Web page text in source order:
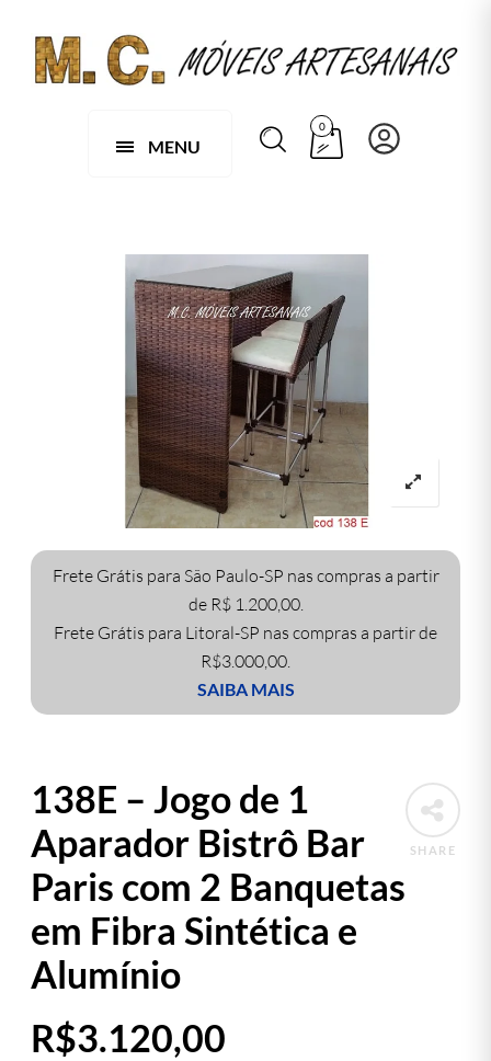
MENU
0
Frete Grátis para São Paulo-SP nas compras a partir
de R$ 1.200,00.
Frete Grátis para Litoral-SP nas compras a partir de
R$3.000,00.
SAIBA MAIS
SHARE
138E – Jogo de 1
Aparador Bistrô Bar
Paris com 2 Banquetas
em Fibra Sintética e
Alumínio
R$3.120,00